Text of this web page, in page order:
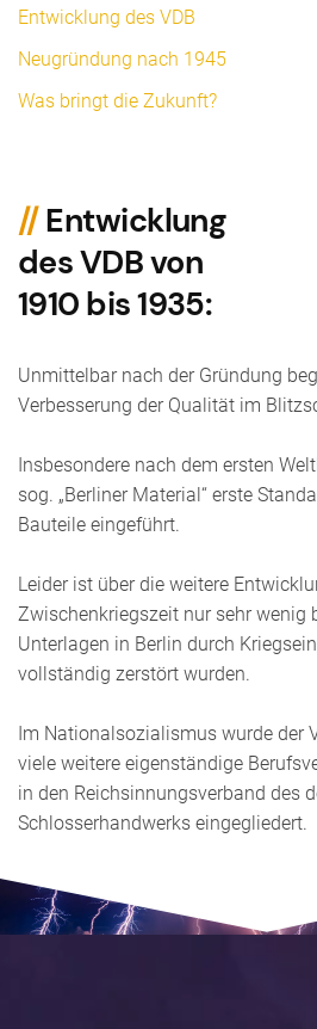
Entwicklung des VDB
Neugründung nach 1945
Was bringt die Zukunft?
//Entwicklung
des VDB von
1910 bis 1935:
Unmittelbar nach der Gründung
Verbesserung der Qualität im
Insbesondere nach dem ersten
sog. „Berliner Material“ erste
Bauteile eingeführt.
Leider ist über die weitere
Zwischenkriegszeit nur sehr wenig
Unterlagen in Berlin durch
vollständig zerstört wurden.
Im Nationalsozialismus wurde der
viele weitere eigenständige
in den Reichsinnungsverband des
Schlosserhandwerks eingegliedert.